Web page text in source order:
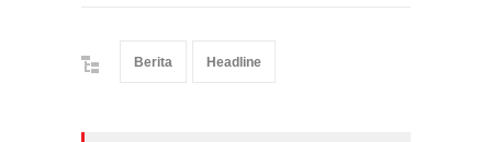
Berita Headline